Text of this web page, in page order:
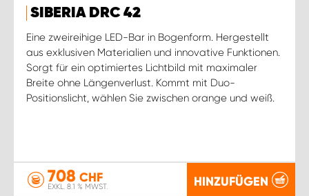
SIBERIA DRC 42
Eine zweireihige LED-Bar in Bogenform. Hergestellt
aus exklusiven Materialien und innovative Funktionen.
Sorgt für ein optimiertes Lichtbild mit maximaler
Breite ohne Längenverlust. Kommt mit Duo-
Positionslicht, wählen Sie zwischen orange und weiß.
708 CHF
EXKL. 8.1 % MWST. HINZUFÜGEN